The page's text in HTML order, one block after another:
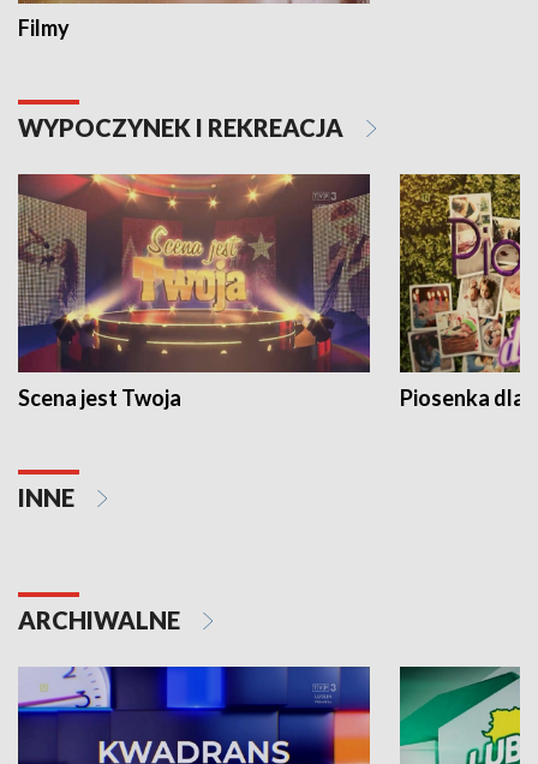
Filmy
WYPOCZYNEK I REKREACJA
Scena jest Twoja Piosenka dla
INNE
ARCHIWALNE